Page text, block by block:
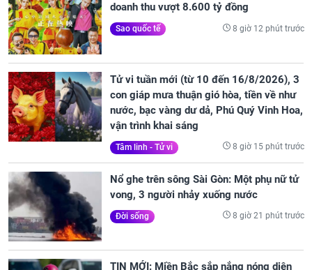
doanh thu vượt 8.600 tỷ đồng
Sao quốc tế 8 giờ 12 phút trước
Tử vi tuần mới (từ 10 đến 16/8/2026), 3
con giáp mưa thuận gió hòa, tiền về như
nước, bạc vàng dư dả, Phú Quý Vinh Hoa,
vận trình khai sáng
Tâm linh - Tử vi 8 giờ 15 phút trước
Nổ ghe trên sông Sài Gòn: Một phụ nữ tử
vong, 3 người nhảy xuống nước
Đời sống 8 giờ 21 phút trước
TIN MỚI: Miền Bắc sắp nắng nóng diện